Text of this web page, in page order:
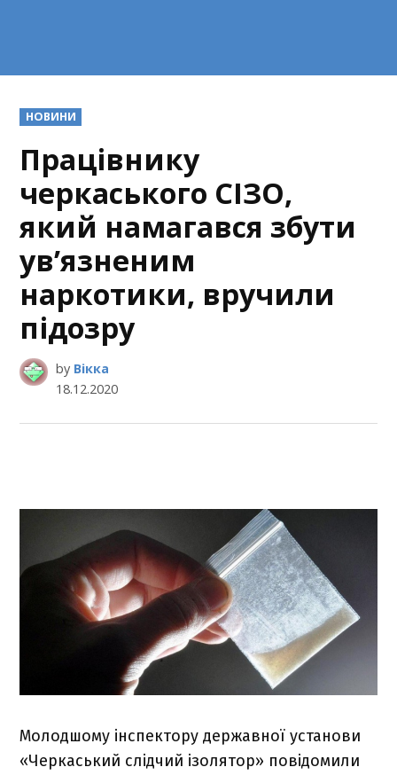
POSTED
IN
НОВИНИ
Працівнику
черкаського СІЗО,
який намагався збути
ув’язненим
наркотики, вручили
підозру
by Вікка
18.12.2020
Молодшому інспектору державної установи
«Черкаський слідчий ізолятор» повідомили